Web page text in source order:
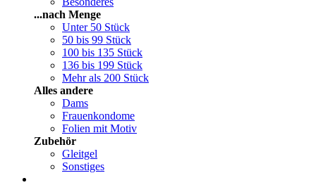
...nach Menge
Unter 50 Stück
50 bis 99 Stück
100 bis 135 Stück
136 bis 199 Stück
Mehr als 200 Stück
Alles andere
Dams
Frauenkondome
Folien mit Motiv
Zubehör
Gleitgel
Sonstiges